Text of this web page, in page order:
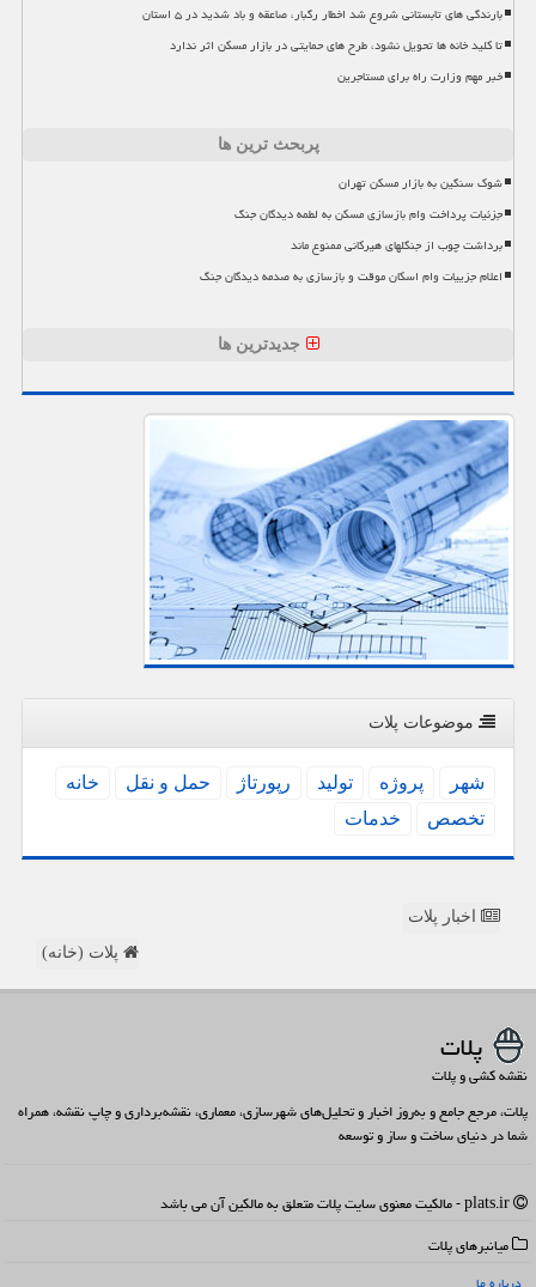
بارندگی های تابستانی شروع شد اخطار رگبار، صاعقه و باد شدید در ۵ استان
تا کلید خانه ها تحویل نشود، طرح های حمایتی در بازار مسکن اثر ندارد
خبر مهم وزارت راه برای مستاجرین
پربحث ترین ها
شوک سنگین به بازار مسکن تهران
جزئیات پرداخت وام بازسازی مسکن به لطمه دیدگان جنگ
برداشت چوب از جنگلهای هیرکانی ممنوع ماند
اعلام جزییات وام اسکان موقت و بازسازی به صدمه دیدگان جنگ
جدیدترین ها
موضوعات پلات
شهر پروژه تولید رپورتاژ حمل و نقل
خانه
تخصص
خدمات
اخبار پلات
پلات (خانه)
پلات
نقشه کشی و پلات
پلات، مرجع جامع و به‌روز اخبار و تحلیل‌های شهرسازی، معماری، نقشه‌برداری و چاپ نقشه، همراه
شما در دنیای ساخت و ساز و توسعه
میانبرهای پلات